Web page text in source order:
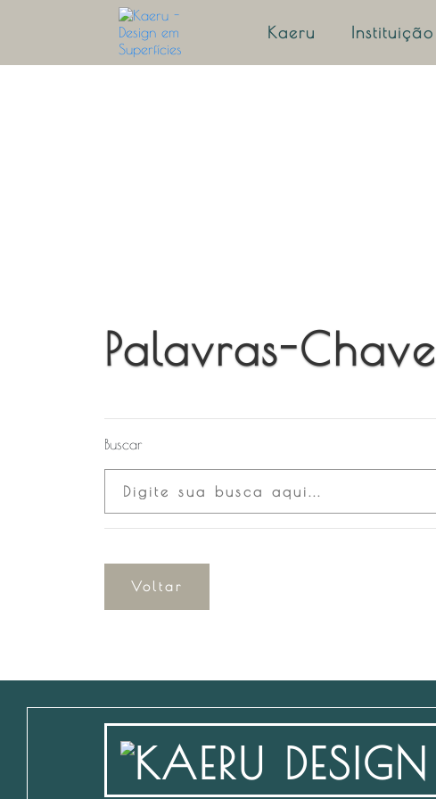
Kaeru Instituição
Palavras-Chave
Buscar
Voltar